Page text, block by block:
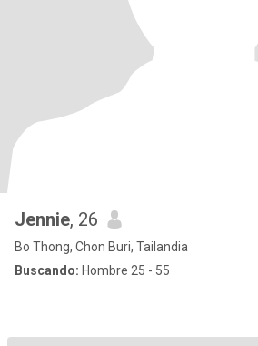
Jennie, 26
Bo Thong, Chon Buri, Tailandia
Buscando: Hombre 25 - 55